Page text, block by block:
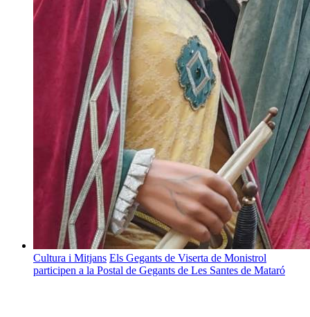
Cultura i Mitjans Els Gegants de Viserta de Monistrol
participen a la Postal de Gegants de Les Santes de Mataró